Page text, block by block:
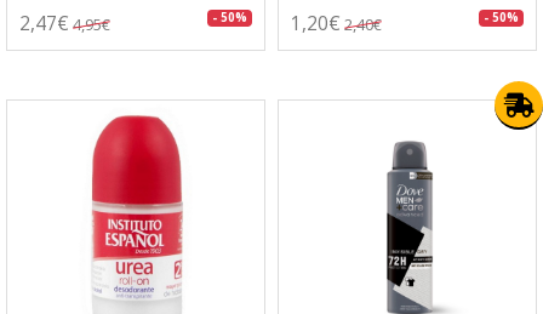
2,47€ 4,95€ - 50% 1,20€ 2,40€ - 50%